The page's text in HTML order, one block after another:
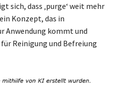
sich, dass ‚purge‘ weit mehr
Konzept, das in
Anwendung kommt und
Reinigung und Befreiung